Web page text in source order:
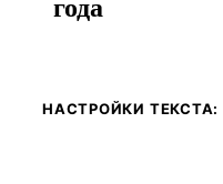
НАСТРОЙКИ ТЕКСТА: